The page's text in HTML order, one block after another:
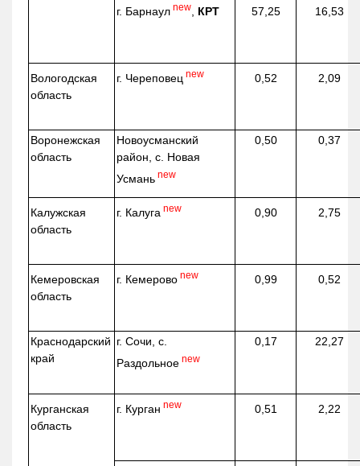
г. Барнаул new КРТ 57,25 16,53
Вологодская
область
г. Череповец new 0,52 2,09
Воронежская
область
Новоусманский
район, с. Новая
Усмань new
0,50 0,37
Калужская
область
г. Калуга new 0,90 2,75
Кемеровская
область
г. Кемерово new 0,99 0,52
Краснодарский
край
г. Сочи, с.
Раздольное new
0,17 22,27
Курганская
область
г. Курган new 0,51 2,22